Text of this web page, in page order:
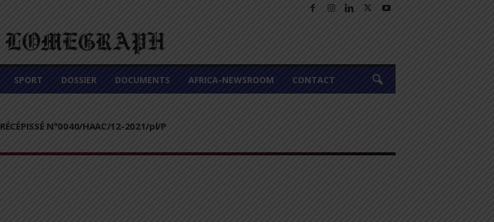
SPORT DOSSIER DOCUMENTS AFRICA-NEWSROOM CONTACT
RÉCÉPISSÉ N°0040/HAAC/12-2021/pl/P